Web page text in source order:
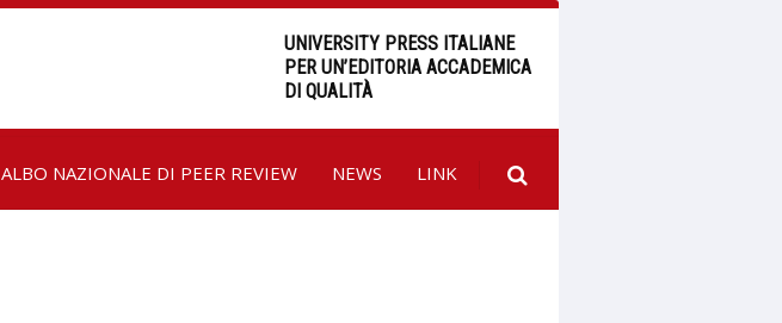
UNIVERSITY PRESS ITALIANE
PER UN’EDITORIA ACCADEMICA
DI QUALITÀ
ALBO NAZIONALE DI PEER REVIEW NEWS LINK